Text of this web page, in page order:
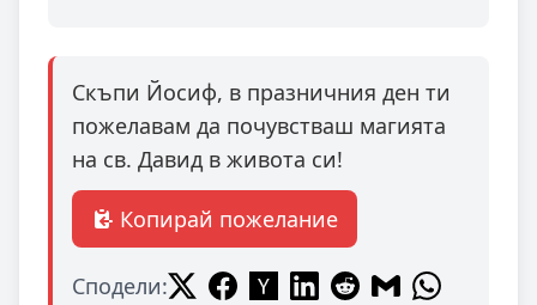
Скъпи Йосиф, в празничния ден ти
пожелавам да почувстваш магията
на св. Давид в живота си!
Копирай пожелание
Сподели: